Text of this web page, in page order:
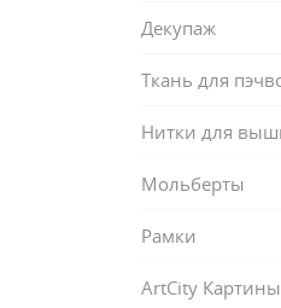
Декупаж
Ткань для
Нитки для
Мольберты
Рамки
ArtCity